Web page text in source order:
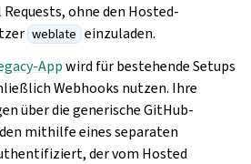
ohne den Hosted-
weblate einzuladen.
Appwird für bestehende Setups
Webhooks nutzen. Ihre
über die generische GitHub-
mithilfe eines separaten
der vom Hosted